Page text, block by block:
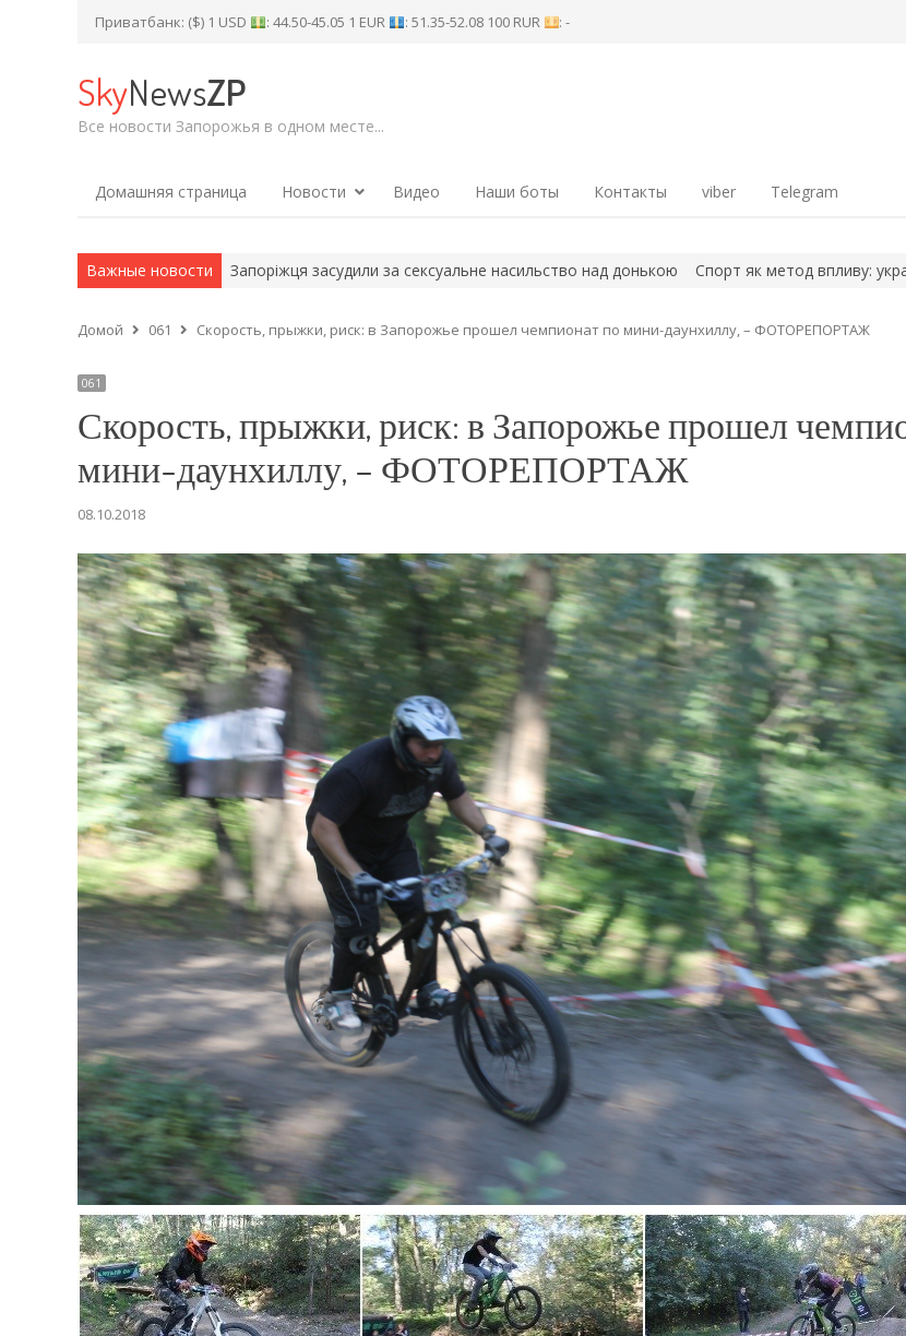
Приватбанк: ($) 1 USD : 44.50-45.05 1 EUR : 51.35-52.08 100 RUR : -
SkyNewsZP
Все новости Запорожья в одном месте...
Домашняя страница Новости Видео Наши боты Контакты viber Telegram
Важные новости
Запоріжця засудили за сексуальне насильство над донькою Спорт як метод впливу: українських дітей на
Домой 061 Скорость, прыжки, риск: в Запорожье прошел чемпионат по мини-даунхиллу, – ФОТОРЕПОРТАЖ
061
Скорость, прыжки, риск: в Запорожье прошел
мини-даунхиллу, – ФОТОРЕПОРТАЖ
08.10.2018